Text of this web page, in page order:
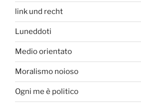
link und recht
Luneddoti
Medio orientato
Moralismo noioso
Ogni me è politico